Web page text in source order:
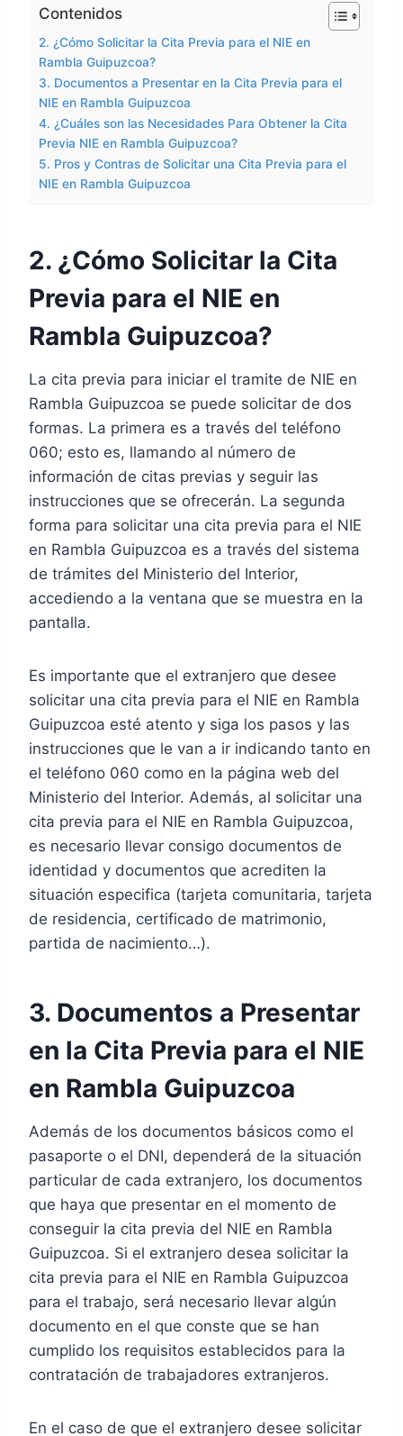
Contenidos
2. ¿Cómo Solicitar la Cita Previa para el NIE en
Rambla Guipuzcoa?
3. Documentos a Presentar en la Cita Previa para el
NIE en Rambla Guipuzcoa
4. ¿Cuáles son las Necesidades Para Obtener la Cita
Previa NIE en Rambla Guipuzcoa?
5. Pros y Contras de Solicitar una Cita Previa para el
NIE en Rambla Guipuzcoa
2. ¿Cómo Solicitar la Cita
Previa para el NIE en
Rambla Guipuzcoa?
La cita previa para iniciar el tramite de NIE en
Rambla Guipuzcoa se puede solicitar de dos
formas. La primera es a través del teléfono
060; esto es, llamando al número de
información de citas previas y seguir las
instrucciones que se ofrecerán. La segunda
forma para solicitar una cita previa para el NIE
en Rambla Guipuzcoa es a través del sistema
de trámites del Ministerio del Interior,
accediendo a la ventana que se muestra en la
pantalla.
Es importante que el extranjero que desee
solicitar una cita previa para el NIE en Rambla
Guipuzcoa esté atento y siga los pasos y las
instrucciones que le van a ir indicando tanto en
el teléfono 060 como en la página web del
Ministerio del Interior. Además, al solicitar una
cita previa para el NIE en Rambla Guipuzcoa,
es necesario llevar consigo documentos de
identidad y documentos que acrediten la
situación especifica (tarjeta comunitaria, tarjeta
de residencia, certificado de matrimonio,
partida de nacimiento…).
3. Documentos a Presentar
en la Cita Previa para el NIE
en Rambla Guipuzcoa
Además de los documentos básicos como el
pasaporte o el DNI, dependerá de la situación
particular de cada extranjero, los documentos
que haya que presentar en el momento de
conseguir la cita previa del NIE en Rambla
Guipuzcoa. Si el extranjero desea solicitar la
cita previa para el NIE en Rambla Guipuzcoa
para el trabajo, será necesario llevar algún
documento en el que conste que se han
cumplido los requisitos establecidos para la
contratación de trabajadores extranjeros.
En el caso de que el extranjero desee solicitar